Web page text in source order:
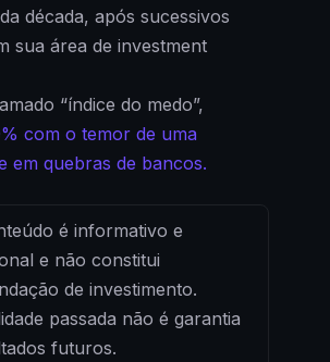
década, após sucessivos
sua área de investment
“índice do medo”,
com o temor de uma
em quebras de bancos.
é informativo e
e não constitui
de investimento.
passada não é garantia
futuros.